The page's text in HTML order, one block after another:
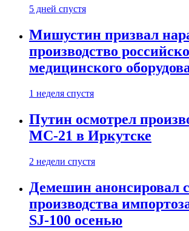
5 дней спустя
Мишустин призвал
производство
медицинского
1 неделя спустя
Путин осмотрел
МС-21 в Иркутске
2 недели спустя
Демешин анонсировал
производства
SJ-100 осенью